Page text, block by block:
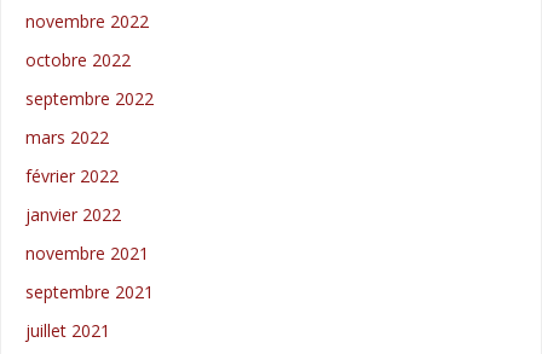
novembre 2022
octobre 2022
septembre 2022
mars 2022
février 2022
janvier 2022
novembre 2021
septembre 2021
juillet 2021